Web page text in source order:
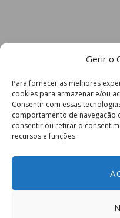
Gerir o
Para fornecer as melhores
cookies para armazenar e/ou
Consentir com essas
comportamento de navegação
consentir ou retirar o
recursos e funções.